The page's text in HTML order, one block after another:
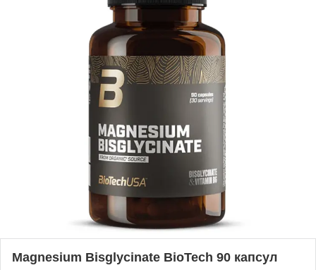
Magnesium Bisglycinate BioTech 90 капсул